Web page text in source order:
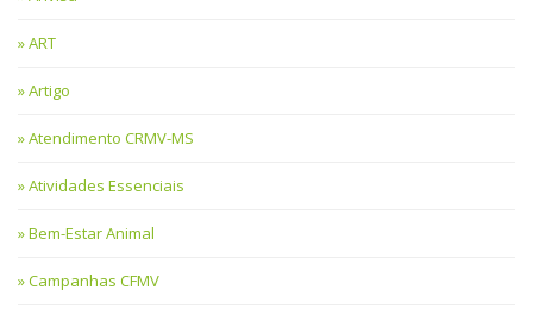
ART
Artigo
Atendimento CRMV-MS
Atividades Essenciais
Bem-Estar Animal
Campanhas CFMV